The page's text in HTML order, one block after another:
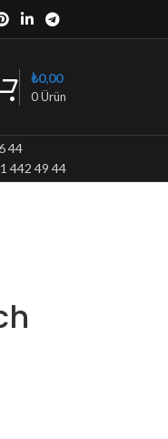
0Ürün
₺0,00
44
442 49 44